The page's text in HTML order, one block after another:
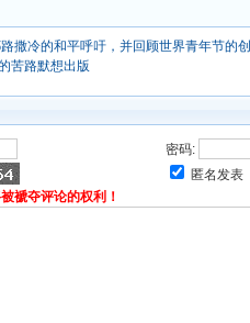
撒冷的和平呼吁，并回顾世界青年节的
苦路默想出版
密码:
匿名发表
褫夺评论的权利！